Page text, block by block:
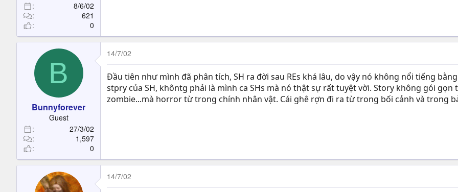
8/6/02
621
0
B
Bunnyforever
Guest
27/3/02
1,597
0
14/7/02
Đầu tiên như mình đã phân tích, SH ra đời sau REs khá lâu, do vậy nó không nổi tiếng
stpry của SH, khôntg phải là mình ca SHs mà nó thật sự rất tuyệt vời. Story không gói
zombie...mà horror từ trong chính nhân vật. Cái ghê rợn đi ra từ trong bối cảnh và trong
14/7/02